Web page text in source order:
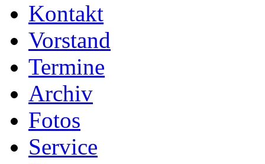
Kontakt
Vorstand
Termine
Archiv
Fotos
Service